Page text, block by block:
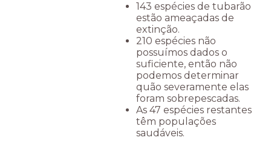
143 espécies de tubarão
estão ameaçadas de
extinção.
210 espécies não
possuímos dados o
suficiente, então não
podemos determinar
quão severamente elas
foram sobrepescadas.
As 47 espécies restantes
têm populações
saudáveis.